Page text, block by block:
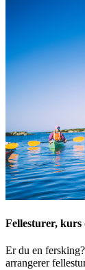
Fellesturer,
Er du en
arrangerer